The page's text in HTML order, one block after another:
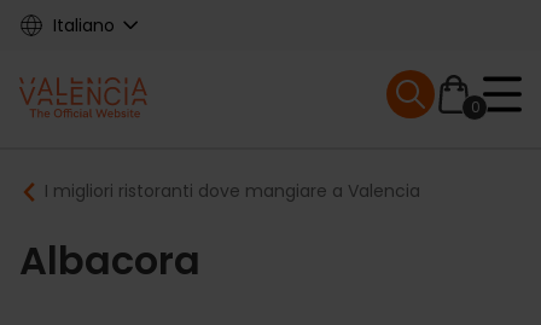
Skip
content
Italiano
Main
navigation
0
Mobile menu
Breadcrumb
I migliori ristoranti dove mangiare a Valencia
Albacora